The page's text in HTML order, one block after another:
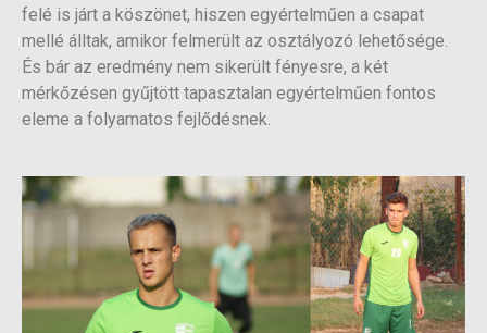
felé is járt a köszönet, hiszen egyértelműen a csapat
mellé álltak, amikor felmerült az osztályozó lehetősége.
És bár az eredmény nem sikerült fényesre, a két
mérkőzésen gyűjtött tapasztalan egyértelműen fontos
eleme a folyamatos fejlődésnek.